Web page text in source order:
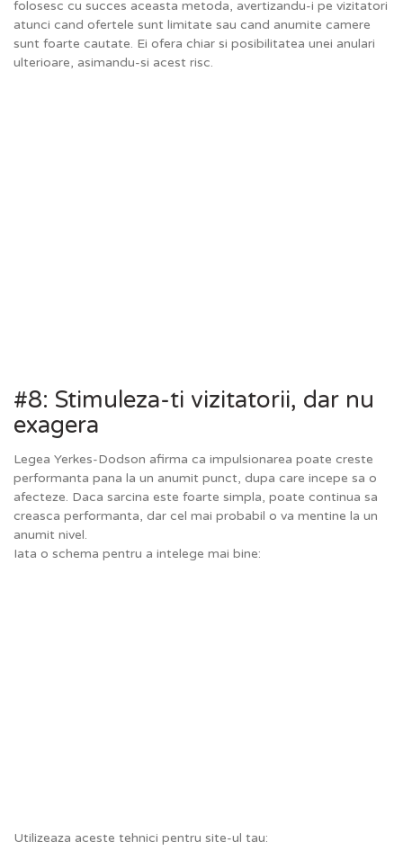
folosesc cu succes aceasta metoda, avertizandu-i pe vizitatori
atunci cand ofertele sunt limitate sau cand anumite camere
sunt foarte cautate. Ei ofera chiar si posibilitatea unei anulari
ulterioare, asimandu-si acest risc.
#8: Stimuleza-ti vizitatorii, dar nu
exagera
Legea Yerkes-Dodson afirma ca impulsionarea poate creste
performanta pana la un anumit punct, dupa care incepe sa o
afecteze. Daca sarcina este foarte simpla, poate continua sa
creasca performanta, dar cel mai probabil o va mentine la un
anumit nivel.
Iata o schema pentru a intelege mai bine:
Utilizeaza aceste tehnici pentru site-ul tau: